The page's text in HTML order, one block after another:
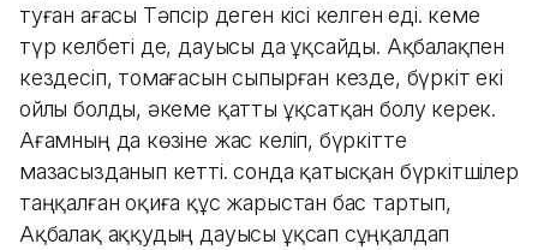
туған ағасы Тәпсір деген кісі келген еді. Әкеме
түр келбеті де, дауысы да ұқсайды. Ақбалақпен
кездесіп, томағасын сыпырған кезде, бүркіт екі
ойлы болды, әкеме қатты ұқсатқан болу керек.
Ағамның да көзіне жас келіп, бүркітте
мазасызданып кетті. сонда қатысқан бүркітшілер
таңқалған оқиға құс жарыстан бас тартып,
Ақбалақ аққудың дауысы ұқсап сұңқалдап